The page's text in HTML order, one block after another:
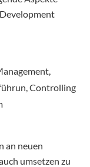
Controlling
an neuen
umsetzen zu